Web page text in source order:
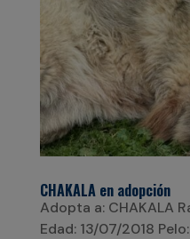
CHAKALA en adopción
Adopta a: CHAKALA
Edad: 13/07/2018